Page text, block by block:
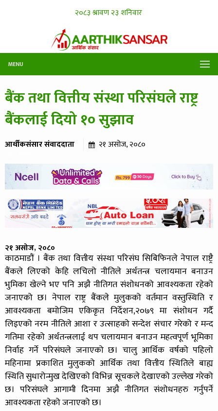
MENU
बैंक तथा वित्तीय संस्था परिसंघले राष्ट्र
बैंकलाई दियो १० सुझाव
आर्थीकसंसार संवाददाता २१ असोज, २०८०
२१ असोज, २०८०
काठमाडौं । बैंक तथा वित्तीय संस्था परिसंघ सिबिफिनले नेपाल राष्ट्रै
बैंकले लिएको केहि लचिलो नीतिले अर्थतन्त्र चलायमान बनाउन
भुमिका खेल्ने भए पनि अझै नीतिगत संशोधनको आवश्यकता रहेको
जनाएको छ। नेपाल राष्ट्र बैंकले मुलुकको वर्तमान वस्तुस्थिति र
आवश्यकता बमोजिम एकिकृत निर्देशन,२०७९ मा संशोधन गर्दै
लिइएको नरम नीतिले आशा र उत्साहको सन्देश संचार गरेको र मन्द
गतिमा रहेको अर्थतन्त्रलाई थप चलायमान बनाउन महत्वपूर्ण भूमिका
निर्वाह गर्ने परिसंघले जनाएको छ। चालु आर्थिक वर्षको पहिलो
महिनामा प्रकाशित मुलुकको आर्थिक तथा वित्तीय स्थितिले बाह्य
स्थिति सुधारोन्मुख देखिएको विभिन्न सूचकले देखाएको उल्लेख गरेको
छ। परिसंघले आगामी दिनमा अझै नीतिगत संशोधनहरु गर्नुपर्ने
आवश्यकता रहेको जनाएको छ।